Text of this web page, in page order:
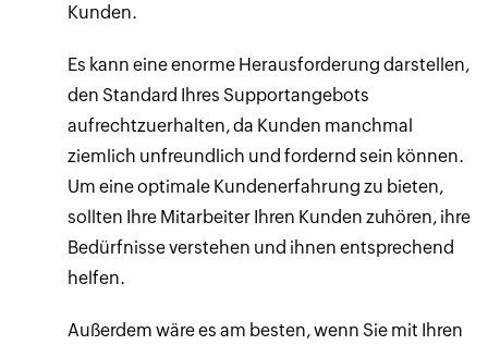
Kunden.
Es kann eine enorme Herausforderung darstellen,
den Standard Ihres Supportangebots
aufrechtzuerhalten, da Kunden manchmal
ziemlich unfreundlich und fordernd sein können.
Um eine optimale Kundenerfahrung zu bieten,
sollten Ihre Mitarbeiter Ihren Kunden zuhören, ihre
Bedürfnisse verstehen und ihnen entsprechend
helfen.
Außerdem wäre es am besten, wenn Sie mit Ihren